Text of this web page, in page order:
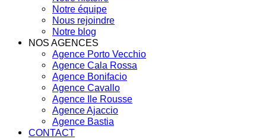
Notre équipe
Nous rejoindre
Notre blog
NOS AGENCES
Agence Porto Vecchio
Agence Cala Rossa
Agence Bonifacio
Agence Cavallo
Agence Ile Rousse
Agence Ajaccio
Agence Bastia
CONTACT